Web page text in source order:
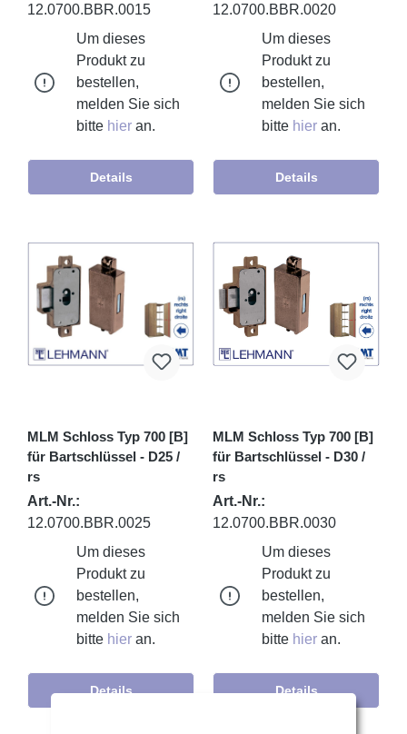
12.0700.BBR.0015
Um dieses
Produkt zu
bestellen,
melden Sie sich
bitte hier an.
Details
12.0700.BBR.0020
Um dieses
Produkt zu
bestellen,
melden Sie sich
bitte hier an.
Details
MLM Schloss Typ 700 [B]
für Bartschlüssel - D25 /
rs
Art.-Nr.:
12.0700.BBR.0025
Um dieses
Produkt zu
bestellen,
melden Sie sich
bitte hier an.
Details
MLM Schloss Typ 700 [B]
für Bartschlüssel - D30 /
rs
Art.-Nr.:
12.0700.BBR.0030
Um dieses
Produkt zu
bestellen,
melden Sie sich
bitte hier an.
Details